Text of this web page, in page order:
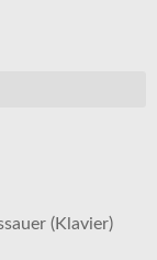
(Klavier)